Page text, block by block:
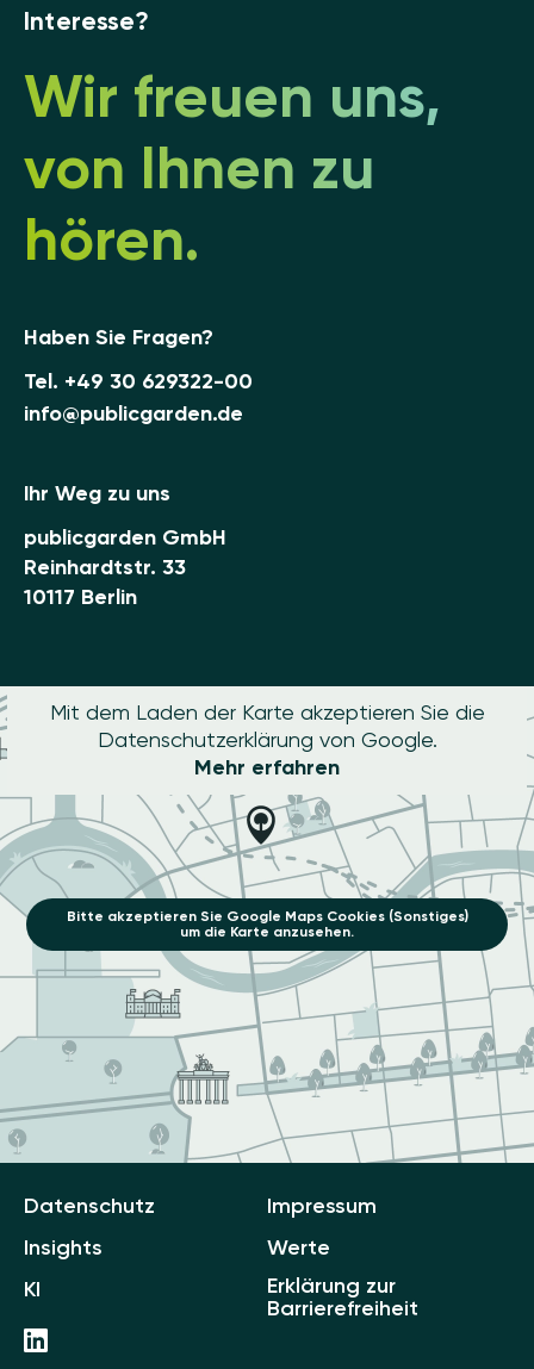
Interesse?
Wir freuen uns,
von Ihnen zu
hören.
Haben Sie Fragen?
Tel. +49 30 629322-00
info@publicgarden.de
Ihr Weg zu uns
publicgarden GmbH
Reinhardtstr. 33
10117 Berlin
Mit dem Laden der Karte akzeptieren Sie die
Datenschutzerklärung von Google.
Mehr erfahren
Bitte akzeptieren Sie Google Maps Cookies (Sonstiges)
um die Karte anzusehen.
Datenschutz
Impressum
Insights
Werte
KI
Erklärung zur
Barrierefreiheit